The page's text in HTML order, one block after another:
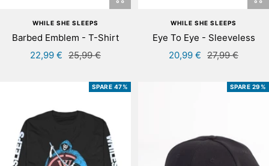
WHILE SHE SLEEPS
Barbed Emblem - T-Shirt
Angebotspreis
22,99 € Regulärer
25,99 €
WHILE SHE SLEEPS
Eye To Eye - Sleeveless
Angebotspreis
20,99 € Regulärer
27,99 €
SPARE 47% SPARE 29%